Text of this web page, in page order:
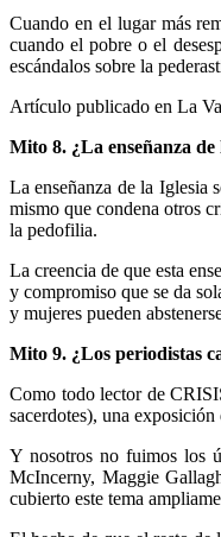
Cuando en el lugar más
cuando el pobre o el
escándalos sobre la
Artículo publicado en La
Mito 8. ¿La enseñanza
La enseñanza de la Iglesia
mismo que condena otros
la pedofilia.
La creencia de que esta
y compromiso que se da
y mujeres pueden
Mito 9. ¿Los periodistas
Como todo lector de
sacerdotes), una
Y nosotros no fuimos los
McIncerny, Maggie
cubierto este tema